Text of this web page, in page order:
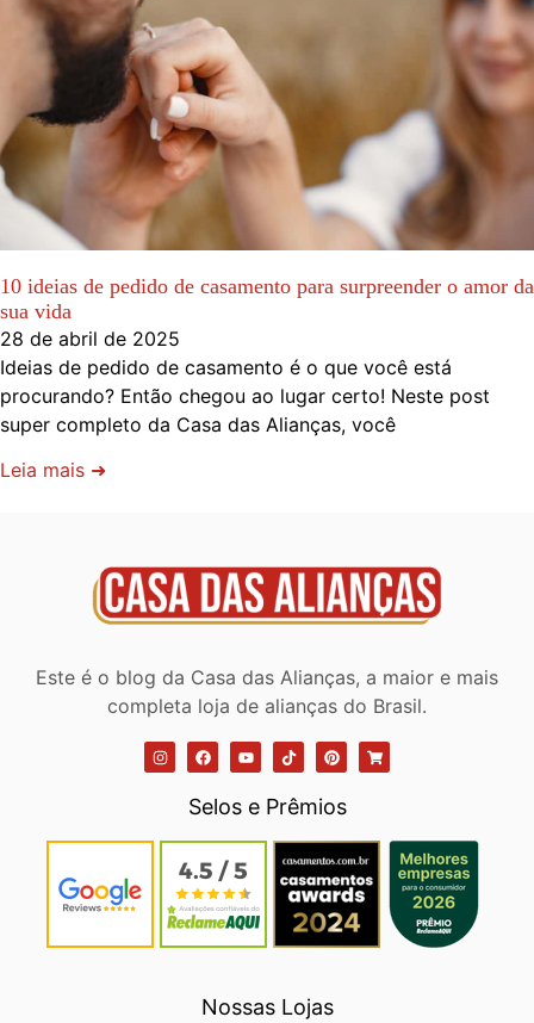
10 ideias de pedido de casamento para surpreender o amor da
sua vida
28 de abril de 2025
Ideias de pedido de casamento é o que você está
procurando? Então chegou ao lugar certo! Neste post
super completo da Casa das Alianças, você
Leia mais ➜
Este é o blog da Casa das Alianças, a maior e mais
completa loja de alianças do Brasil.
Selos e Prêmios
Nossas Lojas